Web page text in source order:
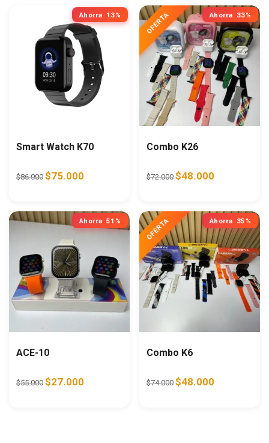
Ahorra 13%
Smart Watch K70
$86.000 Original price was: $86.000.
$75.000 Current price is: $75.000.
Ahorra 33%
Combo K26
$72.000 Original price was:
$48.000
Ahorra 51%
ACE-10
$55.000 Original price was: $55.000.
$27.000 Current price is: $27.000.
Ahorra 35%
Combo K6
$74.000 Original price was:
$48.000